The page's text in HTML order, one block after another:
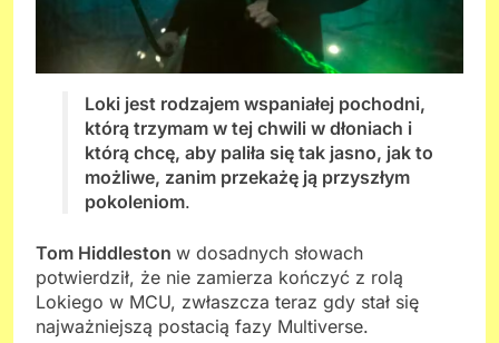
Loki jest rodzajem wspaniałej pochodni,
którą trzymam w tej chwili w dłoniach i
którą chcę, aby paliła się tak jasno, jak to
możliwe, zanim przekażę ją przyszłym
pokoleniom.
Tom Hiddleston w dosadnych słowach
potwierdził, że nie zamierza kończyć z rolą
Lokiego w MCU, zwłaszcza teraz gdy stał się
najważniejszą postacią fazy Multiverse.